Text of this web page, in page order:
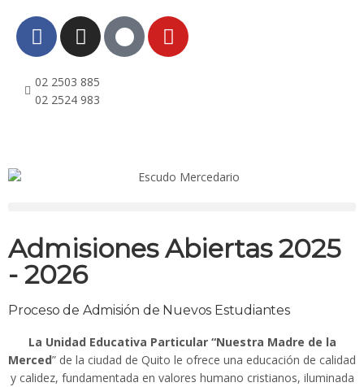
02 2503 885
02 2524 983
Admisiones Abiertas 2025
- 2026
Proceso de Admisión de Nuevos Estudiantes
La Unidad Educativa Particular “Nuestra Madre de la
Merced” de la ciudad de Quito le ofrece una educación de calidad
y calidez, fundamentada en valores humano cristianos, iluminada